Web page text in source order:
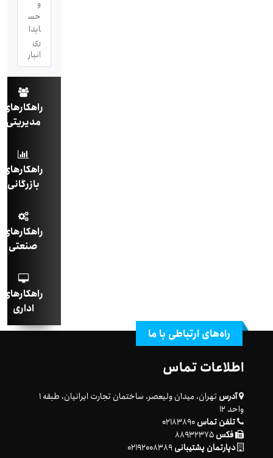
حس
ابدا
ری
انبار
راهکارهای
مدیریتی
راهکارهای
بازرگانی
راهکارهای
صنعتی
راهکارهای
اداری
راه‌های ارتباطی با ما
اطلاعات تماس
آدرس
تهران، میدان ولیعصر، ساختمان تجارت ایرانیان، طبقه ۱
واحد ۱۲
تلفن تماس۰۲۱۸۳۸۹۰
فکس۸۸۹۳۲۳۷۵
دپارتمان پشتیبانی۰۲۱۹۲۰۰۸۳۸۹